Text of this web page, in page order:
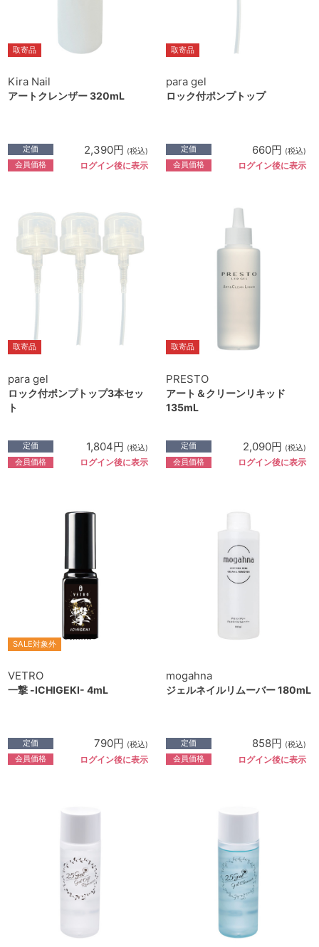
取寄品
Kira Nail
アートクレンザー 320mL
定価 2,390円 (税込)
会員価格 ログイン後に表示
取寄品
para gel
ロック付ポンプトップ
定価 660円 (税込)
会員価格 ログイン後に表示
取寄品
para gel
ロック付ポンプトップ3本セッ
ト
定価 1,804円 (税込)
会員価格 ログイン後に表示
取寄品
PRESTO
アート＆クリーンリキッド
135mL
定価 2,090円 (税込)
会員価格 ログイン後に表示
SALE対象外
VETRO
一撃 -ICHIGEKI- 4mL
定価 790円 (税込)
会員価格 ログイン後に表示
mogahna
ジェルネイルリムーバー 180mL
定価 858円 (税込)
会員価格 ログイン後に表示